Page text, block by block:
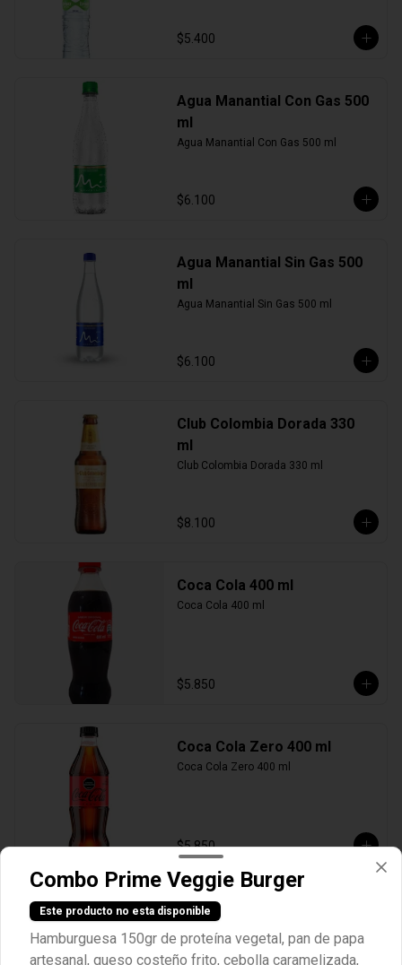
$5.400
Agua Manantial Con Gas 500
ml
Agua Manantial Con Gas 500 ml
$6.100
Agua Manantial Sin Gas 500
ml
Agua Manantial Sin Gas 500 ml
$6.100
Club Colombia Dorada 330
ml
Club Colombia Dorada 330 ml
$8.100
Coca Cola 400 ml
Coca Cola 400 ml
$5.850
Coca Cola Zero 400 ml
Coca Cola Zero 400 ml
$5.850
Fuze Tea Durazno 400 ml
Combo Prime Veggie Burger
Este producto no esta disponible
Hamburguesa 150gr de proteína vegetal, pan de papa
artesanal, queso costeño frito, cebolla caramelizada,